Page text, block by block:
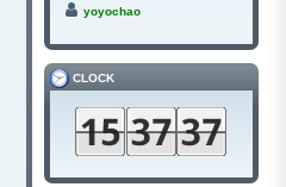
yoyochao
CLOCK